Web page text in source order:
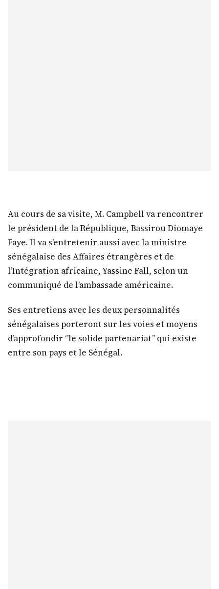
Au cours de sa visite, M. Campbell va rencontrer
le président de la République, Bassirou Diomaye
Faye. Il va s’entretenir aussi avec la ministre
sénégalaise des Affaires étrangères et de
l’Intégration africaine, Yassine Fall, selon un
communiqué de l’ambassade américaine.
Ses entretiens avec les deux personnalités
sénégalaises porteront sur les voies et moyens
d’approfondir ‘’le solide partenariat’’ qui existe
entre son pays et le Sénégal.